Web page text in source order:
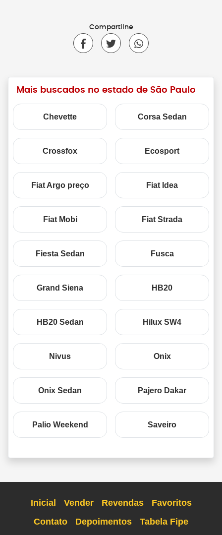
Compartilhe
Mais buscados no estado de São Paulo
Chevette Corsa Sedan
Crossfox Ecosport
Fiat Argo preço Fiat Idea
Fiat Mobi Fiat Strada
Fiesta Sedan Fusca
Grand Siena HB20
HB20 Sedan Hilux SW4
Nivus Onix
Onix Sedan Pajero Dakar
Palio Weekend Saveiro
Inicial Vender Revendas
Favoritos
Contato
Depoimentos
Tabela Fipe